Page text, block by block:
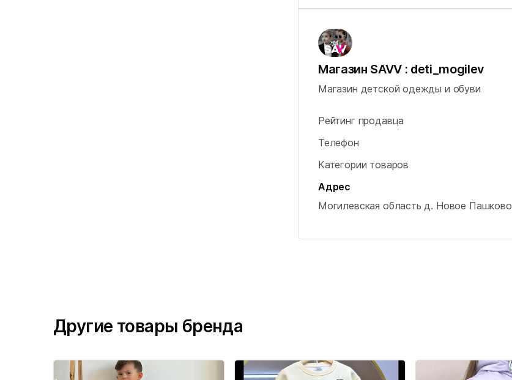
Магазин SAVV : deti_mogilev
Магазин детской одежды и обуви
Рейтинг продавца
Телефон
Категории товаров
Адрес
Могилевская область д. Новое Пашково
Другие товары бренда